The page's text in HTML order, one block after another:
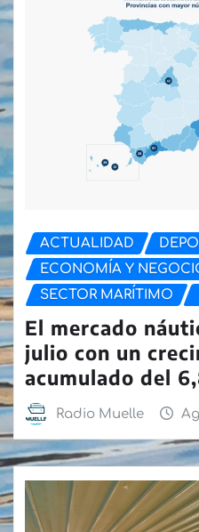
ACTUALIDAD
ECONOMÍA Y
SECTOR MARÍTIMO
El mercado
julio con un
acumulado del
Radio Muelle